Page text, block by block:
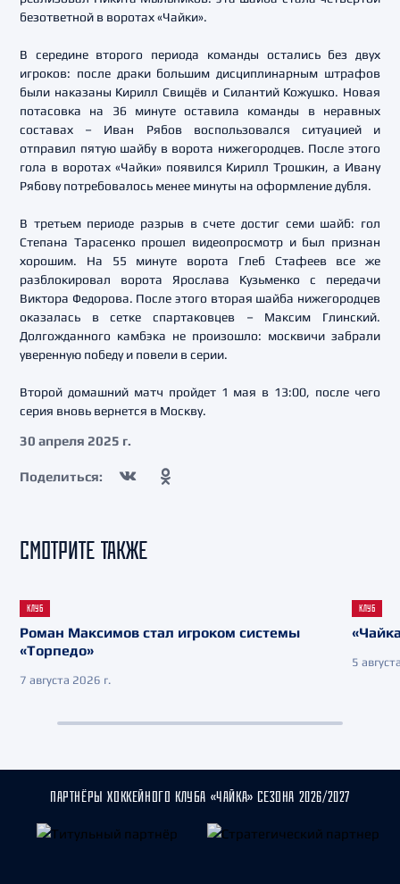
безответной в воротах «Чайки».
В середине второго периода команды остались без двух
игроков: после драки большим дисциплинарным штрафов
были наказаны Кирилл Свищёв и Силантий Кожушко. Новая
потасовка на 36 минуте оставила команды в неравных
составах – Иван Рябов воспользовался ситуацией и
отправил пятую шайбу в ворота нижегородцев. После этого
гола в воротах «Чайки» появился Кирилл Трошкин, а Ивану
Рябову потребовалось менее минуты на оформление дубля.
В третьем периоде разрыв в счете достиг семи шайб: гол
Степана Тарасенко прошел видеопросмотр и был признан
хорошим. На 55 минуте ворота Глеб Стафеев все же
разблокировал ворота Ярослава Кузьменко с передачи
Виктора Федорова. После этого вторая шайба нижегородцев
оказалась в сетке спартаковцев – Максим Глинский.
Долгожданного камбэка не произошло: москвичи забрали
уверенную победу и повели в серии.
Второй домашний матч пройдет 1 мая в 13:00, после чего
серия вновь вернется в Москву.
30 апреля 2025 г.
Поделиться:
СМОТРИТЕ ТАКЖЕ
КЛУБ
Роман Максимов стал игроком системы
«Торпедо»
7 августа 2026 г.
КЛУБ
5
ПАРТНЁРЫ ХОККЕЙНОГО КЛУБА «ЧАЙКА» СЕЗОНА 2026/2027